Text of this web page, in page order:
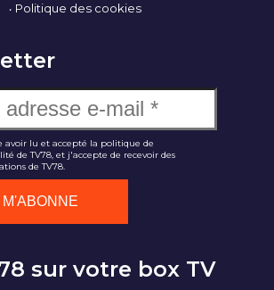
Politique des cookies
avoir lu et accepté la politique de
de TV78, et j'accepte de recevoir des
de TV78.
sur votre box TV